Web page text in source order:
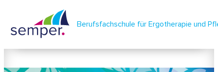
Berufsfachschule für Ergotherapie und